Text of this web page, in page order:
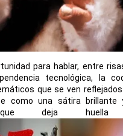
para hablar, entre
tecnológica, la
que se ven
como una sátira
que deja